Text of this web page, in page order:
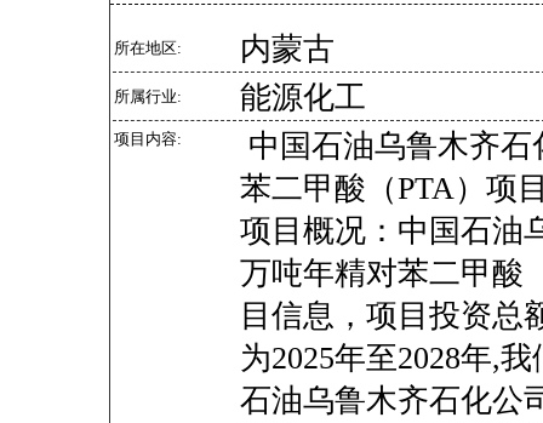
所在地区: 内蒙古
所属行业: 能源化工
项目内容:
中国石油乌鲁木齐
苯二甲酸（PTA）项
项目概况：中国石油
万吨年精对苯二甲酸
目信息，项目投资总
为2025年至2028年,
石油乌鲁木齐石化公